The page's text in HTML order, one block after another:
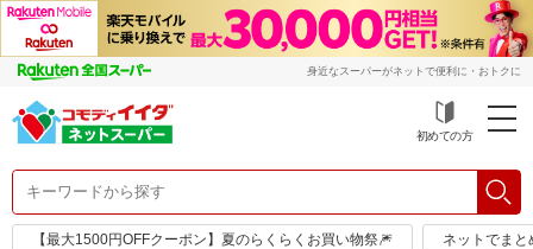
身近なスーパーがネットで便利に・おトクに
初めての方
【最大1500円OFFクーポン】夏のらくらくお買い物祭🎆
ネットでまと